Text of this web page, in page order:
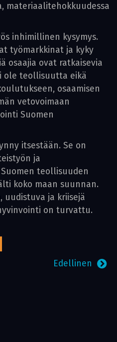
materiaalitehokkuudessa
inhimillinen kysymys.
työmarkkinat ja kyky
osaajia ovat ratkaisevia
ole teollisuutta eikä
osaamisen
vetovoimaan
Suomen
itsestään. Se on
ja
teollisuuden
koko maan suunnan.
uudistuva ja kriisejä
on turvattu.
Edellinen